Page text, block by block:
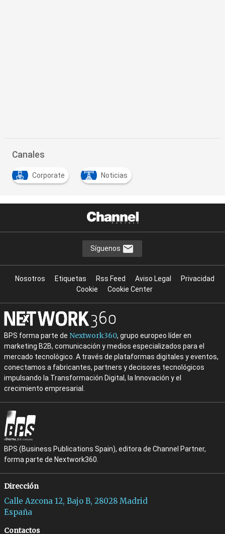
Canales
Corporate Noticias
Síguenos
Nosotros Etiquetas Rss Feed Aviso Legal
Privacidad
Cookie
Cookie Center
BPS forma parte de Nextwork360, grupo europeo líder en
marketing B2B, comunicación y medios especializados para el
mercado tecnológico. A través de plataformas digitales y eventos,
conectamos a fabricantes, partners y decisores tecnológicos
impulsando la Transformación Digital, la Innovación y el
crecimiento empresarial.
BPS (Business Publications Spain), editora de Channel Partner,
forma parte de Nextwork360.
Dirección
Calle Azcona 12, Bajo B, 28028 Madrid
España
Contactos